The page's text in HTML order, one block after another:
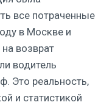
все потраченные
в Москве и
возврат
водитель
Это реальность,
и статистикой